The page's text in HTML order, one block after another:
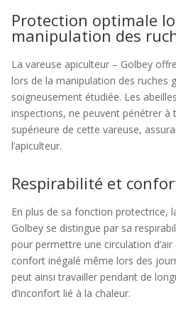
Protection optimale
manipulation des
La vareuse apiculteur – Golbey
lors de la manipulation des ruches
soigneusement étudiée. Les
inspections, ne peuvent pénétrer à
supérieure de cette vareuse,
l’apiculteur.
Respirabilité et
En plus de sa fonction protectrice,
Golbey se distingue par sa
pour permettre une circulation
confort inégalé même lors des
peut ainsi travailler pendant de
d’inconfort lié à la chaleur.